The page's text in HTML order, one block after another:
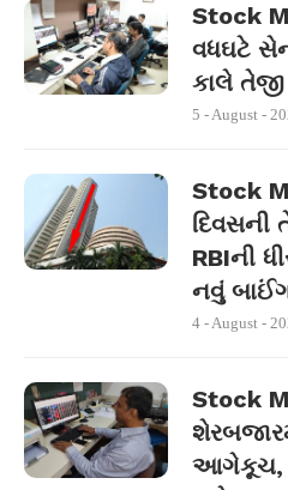
Stock
વધઘટે
કાલે
5 - August -
Stock
દિવસની
RBIની
નવું
4 - August -
Stock
આગેકૂચ,